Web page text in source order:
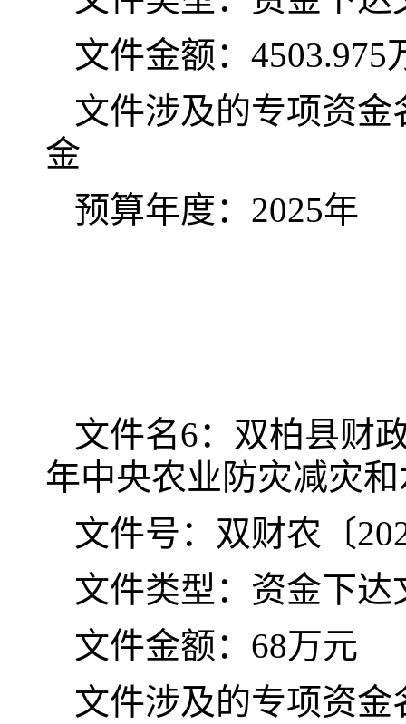
文件金额： 4503.975
文件涉及的专项资金
金
预算年度： 2025年
文件名6：双柏县财
年中央农业防灾减灾
文件号：双财农〔
文件类型：资金下达
文件金额： 68万元
文件涉及的专项资金